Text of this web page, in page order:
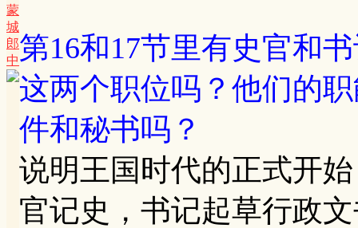
蒙
城
郎
中第16和17节里有史官和
这两个职位吗？他们的
件和秘书吗？
说明王国时代的正式开
官记史，书记起草行政